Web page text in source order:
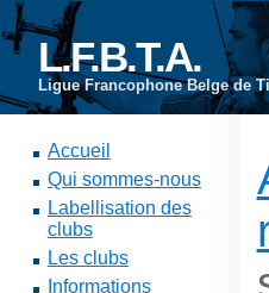
L.F.B.T.A.
Ligue Francophone Belge de
Accueil
Qui sommes-nous
Labellisation des
clubs
Les clubs
Informations